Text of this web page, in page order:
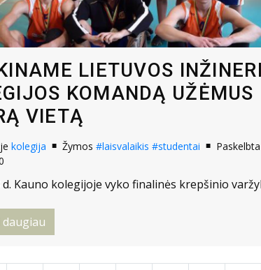
LIETUVOS
KOMANDĄ UŽĖMUS
VIETĄ
kolegija Žymos #laisvalaikis #studentai
Paskelbta
d. Kauno kolegijoje vyko finalinės krepšinio